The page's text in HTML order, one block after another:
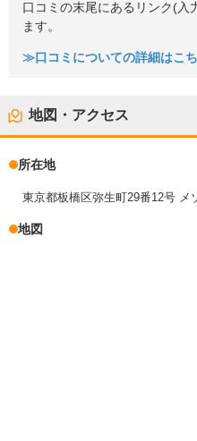
口コミの末尾にあるリンク(入
ます。
≫口コミについての詳細はこち
地図・アクセス
所在地
東京都板橋区弥生町29番12号 メ
地図